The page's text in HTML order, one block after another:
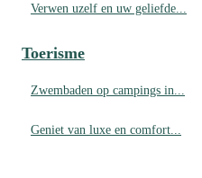
Verwen uzelf en uw geliefde...
Toerisme
Zwembaden op campings in...
Geniet van luxe en comfort...